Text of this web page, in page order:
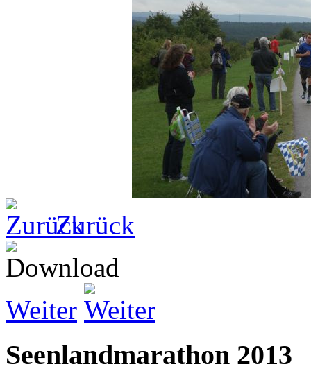
Zurück
Weiter
Seenlandmarathon 2013